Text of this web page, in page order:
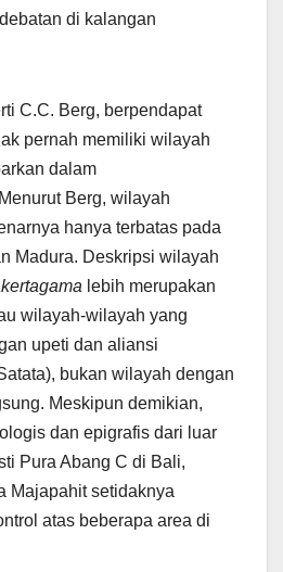
di kalangan
C.C. Berg, berpendapat
pernah memiliki wilayah
dalam
Berg, wilayah
hanya terbatas pada
Madura. Deskripsi wilayah
lebih merupakan
wilayah-wilayah yang
upeti dan aliansi
bukan wilayah dengan
Meskipun demikian,
dan epigrafis dari luar
Pura Abang C di Bali,
Majapahit setidaknya
atas beberapa area di